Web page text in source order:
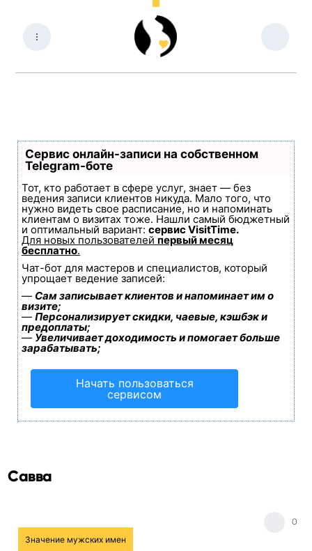
Сервис онлайн-записи на собственном
Telegram-боте
Тот, кто работает в сфере услуг, знает — без
ведения записи клиентов никуда. Мало того, что
нужно видеть свое расписание, но и напоминать
клиентам о визитах тоже. Нашли самый бюджетный
и оптимальный вариант: сервис VisitTime.
Для новых пользователей первый месяц
бесплатно.
Чат-бот для мастеров и специалистов, который
упрощает ведение записей:
— Сам записывает клиентов и напоминает им о
визите;
— Персонализирует скидки, чаевые, кэшбэк и
предоплаты;
— Увеличивает доходимость и помогает больше
зарабатывать;
Начать пользоваться
сервисом
Савва
Значение мужских имен
0